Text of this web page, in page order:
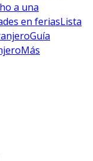
a una
en feriasLista
Guía
Más